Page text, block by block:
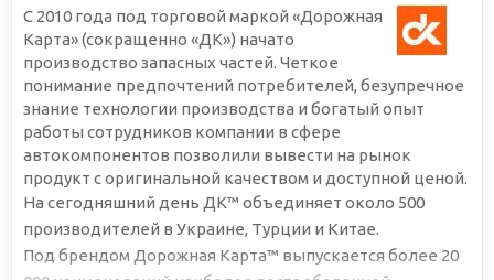
С 2010 года под торговой маркой «Дорожная
Карта» (сокращенно «ДК») начато
производство запасных частей. Четкое
понимание предпочтений потребителей, безупречное
знание технологии производства и богатый опыт
работы сотрудников компании в сфере
автокомпонентов позволили вывести на рынок
продукт с оригинальной качеством и доступной ценой.
На сегодняшний день ДК™ объединяет около 500
производителей в Украине, Турции и Китае.
Под брендом Дорожная Карта™ выпускается более 20